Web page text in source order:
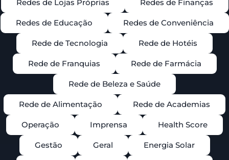
Redes de Lojas Próprias Redes de Finanças
Redes de Educação Redes de Conveniência
Rede de Tecnologia Rede de Hotéis
Rede de Franquias Rede de Farmácia
Rede de Beleza e Saúde
Rede de Alimentação Rede de Academias
Operação Imprensa Health Score
Gestão Geral Energia Solar